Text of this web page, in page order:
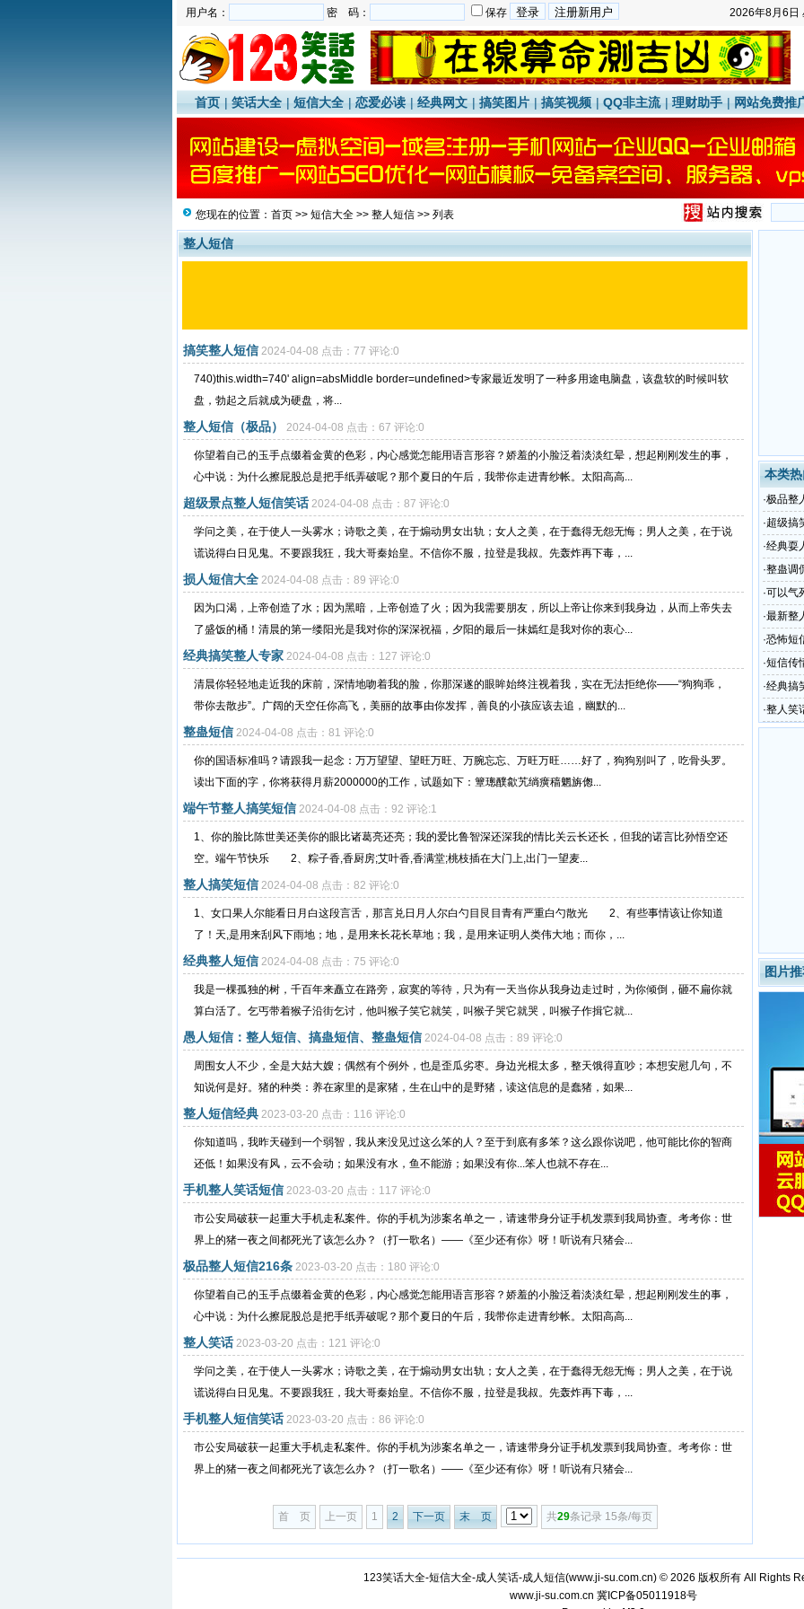
2026年8月6日
用户名： 密 码： 保存
首页 |笑话大全 |短信大全 |恋爱必读 |经典网文 |搞笑图片 |搞笑视频 |QQ非主流 |理财助手 |网站免费推
您现在的位置： 首页 >> 短信大全 >> 整人短信 >> 列表
整人短信
搞笑整人短信 2024-04-08 点击：77 评论:0
740)this.width=740' align=absMiddle border=undefined>专家最近发明了一种多用途电脑盘，该盘软的时候叫软
盘，勃起之后就成为硬盘，将...
整人短信（极品） 2024-04-08 点击：67 评论:0
你望着自己的玉手点缀着金黄的色彩，内心感觉怎能用语言形容？娇羞的小脸泛着淡淡红晕，想起刚刚发生的事，
心中说：为什么擦屁股总是把手纸弄破呢？那个夏日的午后，我带你走进青纱帐。太阳高高...
超级景点整人短信笑话 2024-04-08 点击：87 评论:0
学问之美，在于使人一头雾水；诗歌之美，在于煽动男女出轨；女人之美，在于蠢得无怨无悔；男人之美，在于说
谎说得白日见鬼。不要跟我狂，我大哥秦始皇。不信你不服，拉登是我叔。先轰炸再下毒，...
损人短信大全 2024-04-08 点击：89 评论:0
因为口渴，上帝创造了水；因为黑暗，上帝创造了火；因为我需要朋友，所以上帝让你来到我身边，从而上帝失去
了盛饭的桶！清晨的第一缕阳光是我对你的深深祝福，夕阳的最后一抹嫣红是我对你的衷心...
经典搞笑整人专家 2024-04-08 点击：127 评论:0
清晨你轻轻地走近我的床前，深情地吻着我的脸，你那深遂的眼眸始终注视着我，实在无法拒绝你——“狗狗乖，
带你去散步”。广阔的天空任你高飞，美丽的故事由你发挥，善良的小孩应该去追，幽默的...
整蛊短信 2024-04-08 点击：81 评论:0
你的国语标准吗？请跟我一起念：万万望望、望旺万旺、万腕忘忘、万旺万旺……好了，狗狗别叫了，吃骨头罗。
读出下面的字，你将获得月薪2000000的工作，试题如下：簟璁醭歙艽绱癀穑魍旃偬...
端午节整人搞笑短信 2024-04-08 点击：92 评论:1
1、你的脸比陈世美还美你的眼比诸葛亮还亮；我的爱比鲁智深还深我的情比关云长还长，但我的诺言比孙悟空还
空。端午节快乐 2、粽子香,香厨房;艾叶香,香满堂;桃枝插在大门上,出门一望麦...
整人搞笑短信 2024-04-08 点击：82 评论:0
1、女口果人尔能看日月白这段言舌，那言兑日月人尔白勺目艮目青有严重白勺散光 2、有些事情该让你知道
了！天,是用来刮风下雨地；地，是用来长花长草地；我，是用来证明人类伟大地；而你，...
经典整人短信 2024-04-08 点击：75 评论:0
我是一棵孤独的树，千百年来矗立在路旁，寂寞的等待，只为有一天当你从我身边走过时，为你倾倒，砸不扁你就
算白活了。乞丐带着猴子沿街乞讨，他叫猴子笑它就笑，叫猴子哭它就哭，叫猴子作揖它就...
愚人短信：整人短信、搞蛊短信、整蛊短信 2024-04-08 点击：89 评论:0
周围女人不少，全是大姑大嫂；偶然有个例外，也是歪瓜劣枣。身边光棍太多，整天饿得直吵；本想安慰几句，不
知说何是好。猪的种类：养在家里的是家猪，生在山中的是野猪，读这信息的是蠢猪，如果...
整人短信经典 2023-03-20 点击：116 评论:0
你知道吗，我昨天碰到一个弱智，我从来没见过这么笨的人？至于到底有多笨？这么跟你说吧，他可能比你的智商
还低！如果没有风，云不会动；如果没有水，鱼不能游；如果没有你...笨人也就不存在...
手机整人笑话短信 2023-03-20 点击：117 评论:0
市公安局破获一起重大手机走私案件。你的手机为涉案名单之一，请速带身分证手机发票到我局协查。考考你：世
界上的猪一夜之间都死光了该怎么办？（打一歌名）——《至少还有你》呀！听说有只猪会...
极品整人短信216条 2023-03-20 点击：180 评论:0
你望着自己的玉手点缀着金黄的色彩，内心感觉怎能用语言形容？娇羞的小脸泛着淡淡红晕，想起刚刚发生的事，
心中说：为什么擦屁股总是把手纸弄破呢？那个夏日的午后，我带你走进青纱帐。太阳高高...
整人笑话 2023-03-20 点击：121 评论:0
学问之美，在于使人一头雾水；诗歌之美，在于煽动男女出轨；女人之美，在于蠢得无怨无悔；男人之美，在于说
谎说得白日见鬼。不要跟我狂，我大哥秦始皇。不信你不服，拉登是我叔。先轰炸再下毒，...
手机整人短信笑话 2023-03-20 点击：86 评论:0
市公安局破获一起重大手机走私案件。你的手机为涉案名单之一，请速带身分证手机发票到我局协查。考考你：世
界上的猪一夜之间都死光了该怎么办？（打一歌名）——《至少还有你》呀！听说有只猪会...
首 页 上一页 1 2 下一页 末 页 共29条记录 15条/每页
本类
·极品整
·超级搞
·经典耍
·整蛊调
·可以气
·最新整
·恐怖短
·短信传
·经典搞
·整人笑
图片
123笑话大全-短信大全-成人笑话-成人短信(www.ji-su.com.cn) © 2026 版权所有 All Rights
www.ji-su.com.cn 冀ICP备05011918号